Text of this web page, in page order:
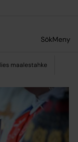
SökMeny
maalestahke